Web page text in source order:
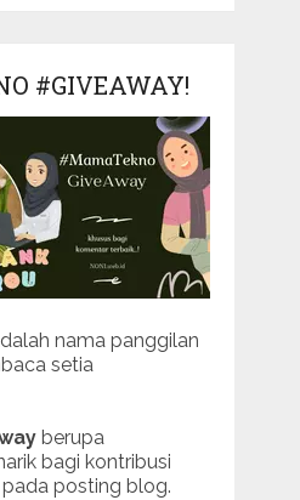
#GIVEAWAY!
nama panggilan
setia
berupa
bagi kontribusi
posting blog.